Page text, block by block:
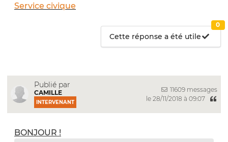
Service civique
Cette réponse a été utile
0
Publié par
CAMILLE
INTERVENANT
11609 messages
le 28/11/2018 à 09:07
BONJOUR !